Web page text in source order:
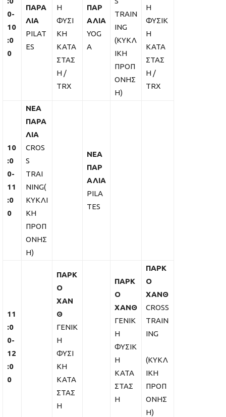
0-
10
:0
0
ΠΑΡΑ
ΛΙΑ
PILAT
ES
Η
ΦΥΣΙ
ΚΗ
ΚΑΤΑ
ΣΤΑΣ
Η /
TRX
ΠΑΡ
ΑΛΙΑ
YOG
A
TRAIN
ING
(ΚΥΚΛ
ΙΚΗ
ΠΡΟΠ
ΟΝΗΣ
Η)
Η
ΦΥΣΙΚ
Η
ΚΑΤΑ
ΣΤΑΣ
Η /
TRX
10
:0
0-
11
:0
0
ΝΕΑ
ΠΑΡΑ
ΛΙΑ
CROS
S
TRAI
NING(
ΚΥΚΛΙ
ΚΗ
ΠΡΟΠ
ΟΝΗΣ
Η)
ΝΕΑ
ΠΑΡ
ΑΛΙΑ
PILA
TES
11
:0
0-
12
:0
0
ΠΑΡΚ
Ο
ΧΑΝ
Θ
ΓΕΝΙΚ
Η
ΦΥΣΙ
ΚΗ
ΚΑΤΑ
ΣΤΑΣ
Η
ΠΑΡΚ
Ο
ΧΑΝΘ
ΓΕΝΙΚ
Η
ΦΥΣΙΚ
Η
ΚΑΤΑ
ΣΤΑΣ
Η
ΠΑΡΚ
Ο
ΧΑΝΘ
CROSS
TRAIN
ING
(ΚΥΚΛ
ΙΚΗ
ΠΡΟΠ
ΟΝΗΣ
Η)